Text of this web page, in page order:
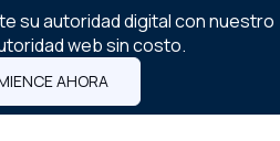
su autoridad digital con nuestro
web sin costo.
AHORA